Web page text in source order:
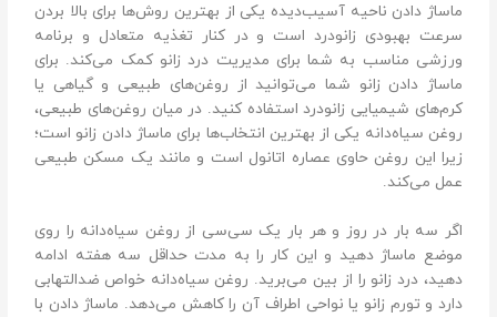
ماساژ دادن ناحیه آسیب‌دیده یکی از بهترین روش‌ها برای بالا بردن
سرعت بهبودی زانودرد است و در کنار تغذیه متعادل و برنامه
ورزشی مناسب به شما برای مدیریت درد زانو کمک می‌کند. برای
ماساژ دادن زانو شما می‌توانید از روغن‌های طبیعی و گیاهی یا
کرم‌های شیمیایی زانودرد استفاده کنید. در میان روغن‌های طبیعی،
روغن سیاه‌دانه یکی از بهترین انتخاب‌ها برای ماساژ دادن زانو است؛‌
زیرا این روغن حاوی عصاره اتانول است و مانند یک مسکن طبیعی
عمل می‌کند.
اگر سه بار در روز و هر بار یک سی‌سی از روغن سیاه‌دانه را روی
موضع ماساژ دهید و این کار را به مدت حداقل سه هفته ادامه
دهید، درد زانو را از بین می‌برید. روغن سیاه‌دانه خواص ضد‌التهابی
دارد و تورم زانو یا نواحی اطراف آن را کاهش می‌دهد. ماساژ دادن با